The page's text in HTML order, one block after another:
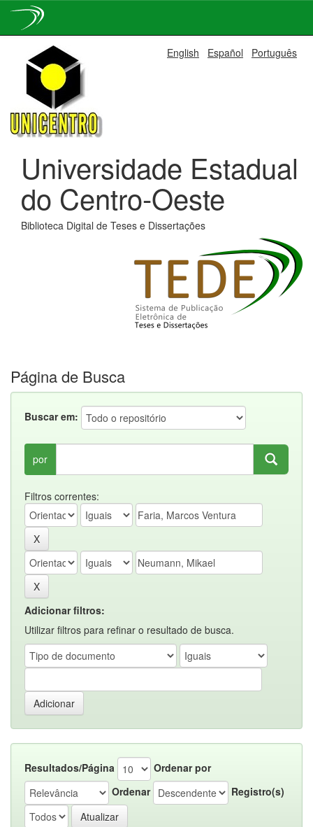
navigation
English Español Português
Universidade Estadual
do Centro-Oeste
Biblioteca Digital de Teses e Dissertações
Página de Busca
Buscar em:
por
Filtros correntes:
Adicionar filtros:
Utilizar filtros para refinar o resultado de busca.
Resultados/Página
Ordenar por
Ordenar
Registro(s)